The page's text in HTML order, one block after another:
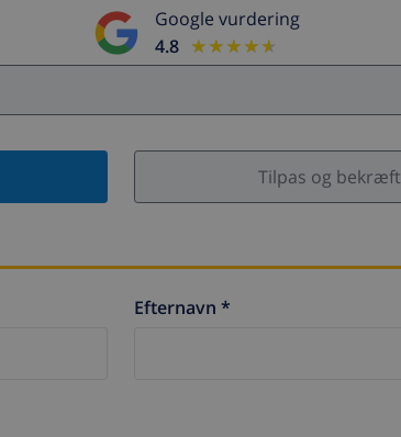
Google vurdering
4.8 ★★★★★
★★★★★
Tilpas og bekræft
Efternavn *